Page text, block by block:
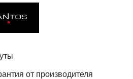
от производителя